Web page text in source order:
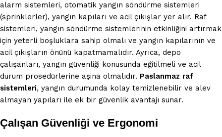
alarm sistemleri, otomatik yangın söndürme sistemleri
(sprinklerler), yangın kapıları ve acil çıkışlar yer alır. Raf
sistemleri, yangın söndürme sistemlerinin etkinliğini artırmak
için yeterli boşluklara sahip olmalı ve yangın kapılarının ve
acil çıkışların önünü kapatmamalıdır. Ayrıca, depo
çalışanları, yangın güvenliği konusunda eğitilmeli ve acil
durum prosedürlerine aşina olmalıdır. Paslanmaz raf
sistemleri, yangın durumunda kolay temizlenebilir ve alev
almayan yapıları ile ek bir güvenlik avantajı sunar.
Çalışan Güvenliği ve Ergonomi